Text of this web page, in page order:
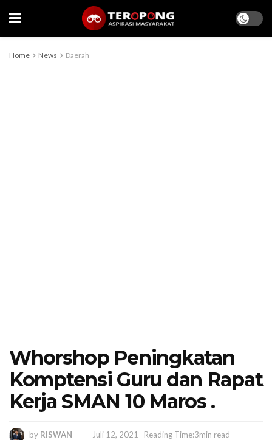
Home News Daerah
Whorshop Peningkatan
Komptensi Guru dan Rapat
Kerja SMAN 10 Maros .
by RISWAN Juli 12, 2021 Reading Time:3min read